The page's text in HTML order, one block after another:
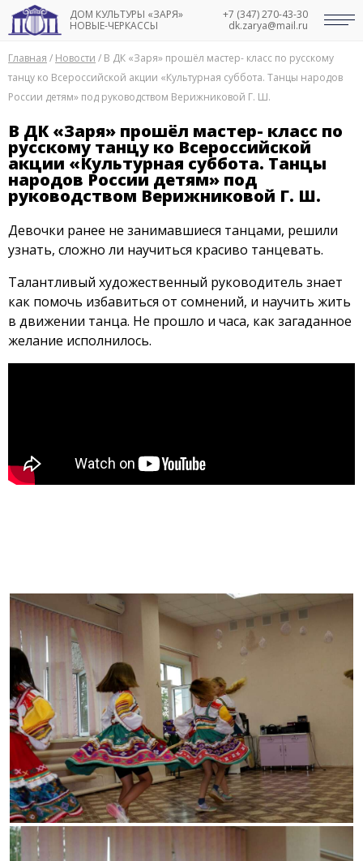
ДОМ КУЛЬТУРЫ «ЗАРЯ»
НОВЫЕ-ЧЕРКАССЫ
+7 (347) 270-43-30
dk.zarya@mail.ru
Главная / Новости / В ДК «Заря» прошёл мастер- класс по русскому
танцу ко Всероссийской акции «Культурная суббота. Танцы народов
России детям» под руководством Верижниковой Г. Ш.
В ДК «Заря» прошёл мастер- класс по
русскому танцу ко Всероссийской
акции «Культурная суббота. Танцы
народов России детям» под
руководством Верижниковой Г. Ш.
Девочки ранее не занимавшиеся танцами, решили
узнать, сложно ли научиться красиво танцевать.
Талантливый художественный руководитель знает
как помочь избавиться от сомнений, и научить жить
в движении танца. Не прошло и часа, как загаданное
желание исполнилось.